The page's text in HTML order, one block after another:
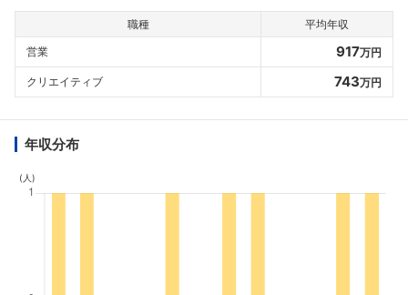
職種
平均年収
営業
917万円
クリエイティブ 743万円
年収分布
(人)